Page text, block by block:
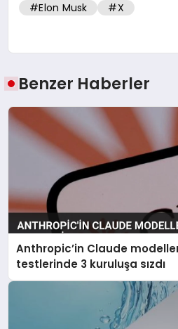
#Elon Musk #X
Benzer Haberler
Anthropic’in Claude
testlerinde 3 kuruluşa sızdı